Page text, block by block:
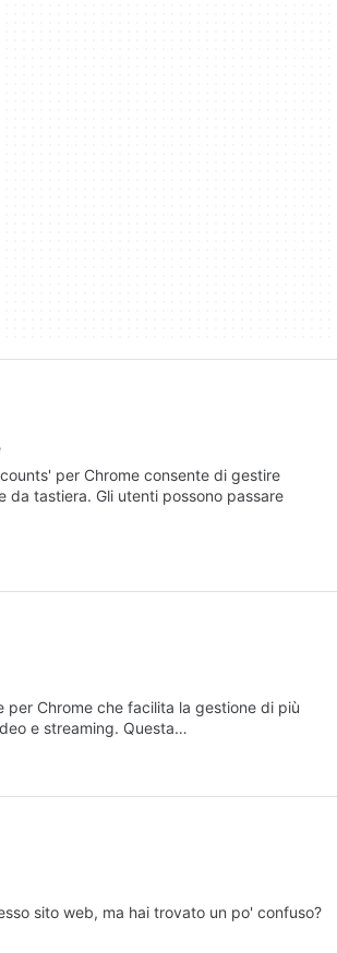
per Chrome consente di gestire
tastiera. Gli utenti possono passare
per Chrome che facilita la gestione di più
e streaming. Questa…
sito web, ma hai trovato un po' confuso?